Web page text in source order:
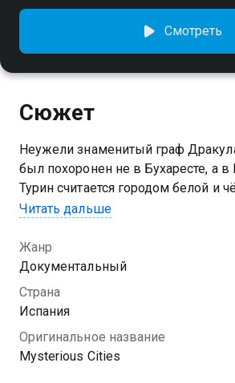
Смотреть
Сюжет
Неужели знаменитый граф
был похоронен не в Бухаресте, а
Турин считается городом белой и
Путешествие сквозь пространство
которых хранит свои секреты и
Читать дальше
Жанр
Документальный
Страна
Испания
Оригинальное название
Mysterious Cities